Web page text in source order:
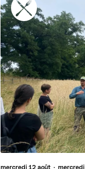
mercredi 12 août mercredi